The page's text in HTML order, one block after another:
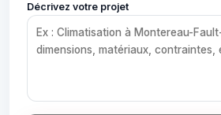
Décrivez votre projet